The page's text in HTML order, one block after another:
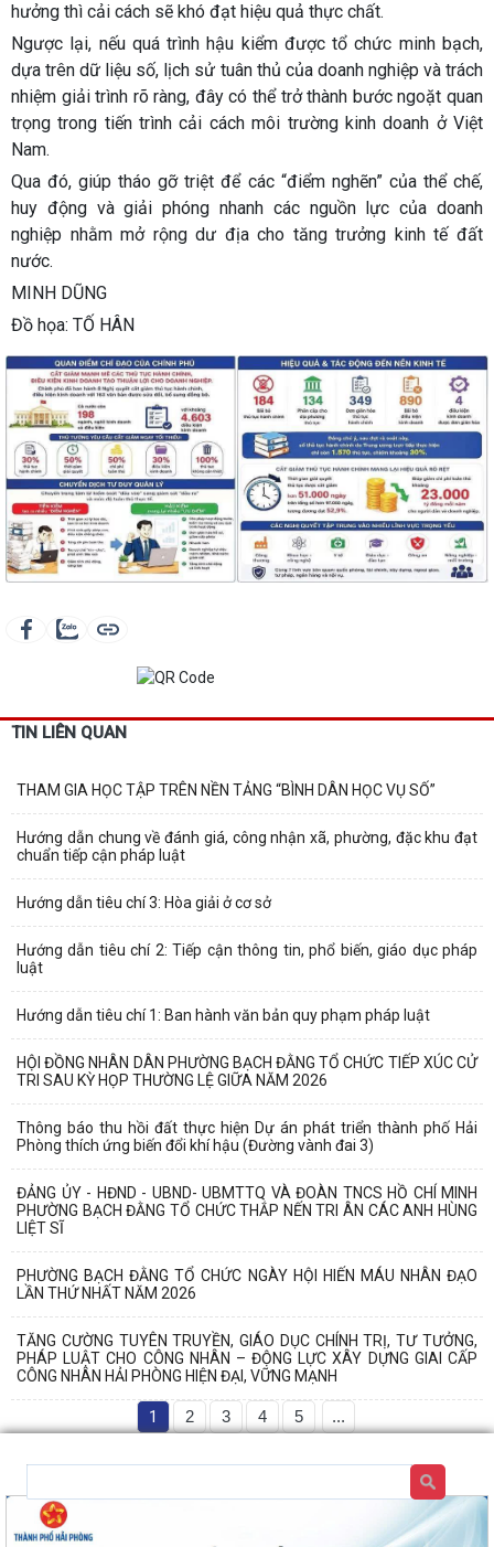
hưởng thì cải cách sẽ khó đạt hiệu quả thực chất.
Ngược lại, nếu quá trình hậu kiểm được tổ chức minh bạch,
dựa trên dữ liệu số, lịch sử tuân thủ của doanh nghiệp và trách
nhiệm giải trình rõ ràng, đây có thể trở thành bước ngoặt quan
trọng trong tiến trình cải cách môi trường kinh doanh ở Việt
Nam.
Qua đó, giúp tháo gỡ triệt để các “điểm nghẽn” của thể chế,
huy động và giải phóng nhanh các nguồn lực của doanh
nghiệp nhằm mở rộng dư địa cho tăng trưởng kinh tế đất
nước.
MINH DŨNG
Đồ họa: TỐ HÂN
TIN LIÊN QUAN
THAM GIA HỌC TẬP TRÊN NỀN TẢNG “BÌNH DÂN HỌC VỤ SỐ”
Hướng dẫn chung về đánh giá, công nhận xã, phường, đặc khu đạt
chuẩn tiếp cận pháp luật
Hướng dẫn tiêu chí 3: Hòa giải ở cơ sở
Hướng dẫn tiêu chí 2: Tiếp cận thông tin, phổ biến, giáo dục pháp
luật
Hướng dẫn tiêu chí 1: Ban hành văn bản quy phạm pháp luật
HỘI ĐỒNG NHÂN DÂN PHƯỜNG BẠCH ĐẰNG TỔ CHỨC TIẾP XÚC CỬ
TRI SAU KỲ HỌP THƯỜNG LỆ GIỮA NĂM 2026
Thông báo thu hồi đất thực hiện Dự án phát triển thành phố Hải
Phòng thích ứng biến đổi khí hậu (Đường vành đai 3)
ĐẢNG ỦY - HĐND - UBND- UBMTTQ VÀ ĐOÀN TNCS HỒ CHÍ MINH
PHƯỜNG BẠCH ĐẰNG TỔ CHỨC THẮP NẾN TRI ÂN CÁC ANH HÙNG
LIỆT SĨ
PHƯỜNG BẠCH ĐẰNG TỔ CHỨC NGÀY HỘI HIẾN MÁU NHÂN ĐẠO
LẦN THỨ NHẤT NĂM 2026
TĂNG CƯỜNG TUYÊN TRUYỀN, GIÁO DỤC CHÍNH TRỊ, TƯ TƯỞNG,
PHÁP LUẬT CHO CÔNG NHÂN – ĐỘNG LỰC XÂY DỰNG GIAI CẤP
CÔNG NHÂN HẢI PHÒNG HIỆN ĐẠI, VỮNG MẠNH
1 2 3 4 5 ...